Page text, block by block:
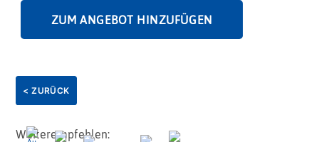
ZUM ANGEBOT HINZUFÜGEN
< ZURÜCK
Weiterempfehlen: